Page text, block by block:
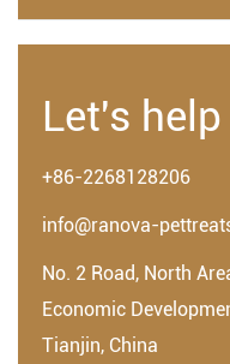
Let's help
+86-2268128206
info@ranova-
No. 2 Road, North
Economic
Tianjin, China